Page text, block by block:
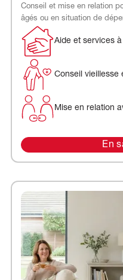
Conseil et mise en relation
âgés ou en situation de
Aide et services
Conseil vieillesse
Mise en relation
En